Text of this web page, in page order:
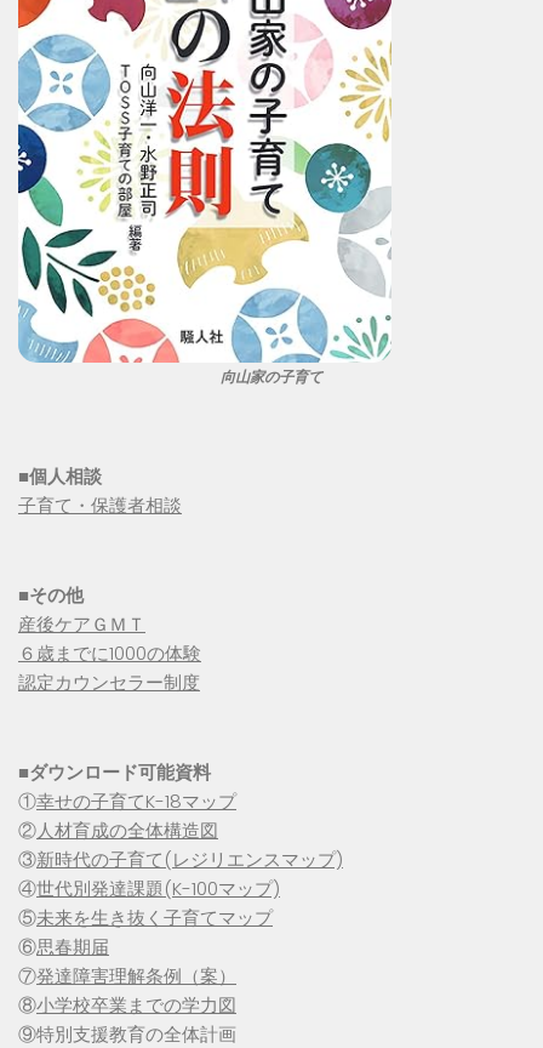
向山家の子育て
■個人相談
子育て・保護者相談
■その他
産後ケアＧＭＴ
６歳までに1000の体験
認定カウンセラー制度
■ダウンロード可能資料
①幸せの子育てK-18マップ
②人材育成の全体構造図
③新時代の子育て(レジリエンスマップ)
④世代別発達課題(K-100マップ)
⑤未来を生き抜く子育てマップ
⑥思春期届
⑦発達障害理解条例（案）
⑧小学校卒業までの学力図
⑨特別支援教育の全体計画